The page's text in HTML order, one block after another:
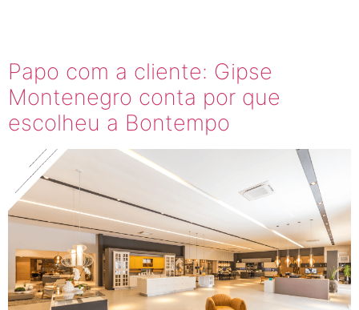
Papo com a cliente: Gipse
Montenegro conta por que
escolheu a Bontempo